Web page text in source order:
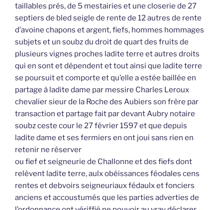
taillables prés, de 5 mestairies et une closerie de 27
septiers de bled seigle de rente de 12 autres de rente
d’avoine chapons et argent, fiefs, hommes hommages
subjets et un soubz du droit de quart des fruits de
plusieurs vignes proches ladite terre et autres droits
qui en sont et dépendent et tout ainsi que ladite terre
se poursuit et comporte et qu’elle a estée baillée en
partage à ladite dame par messire Charles Leroux
chevalier sieur de la Roche des Aubiers son frère par
transaction et partage fait par devant Aubry notaire
soubz ceste cour le 27 février 1597 et que depuis
ladite dame et ses fermiers en ont joui sans rien en
retenir ne réserver
ou fief et seigneurie de Challonne et des fiefs dont
relèvent ladite terre, aulx obéissances féodales cens
rentes et debvoirs seigneuriaux fédaulx et fonciers
anciens et accoustumés que les parties adverties de